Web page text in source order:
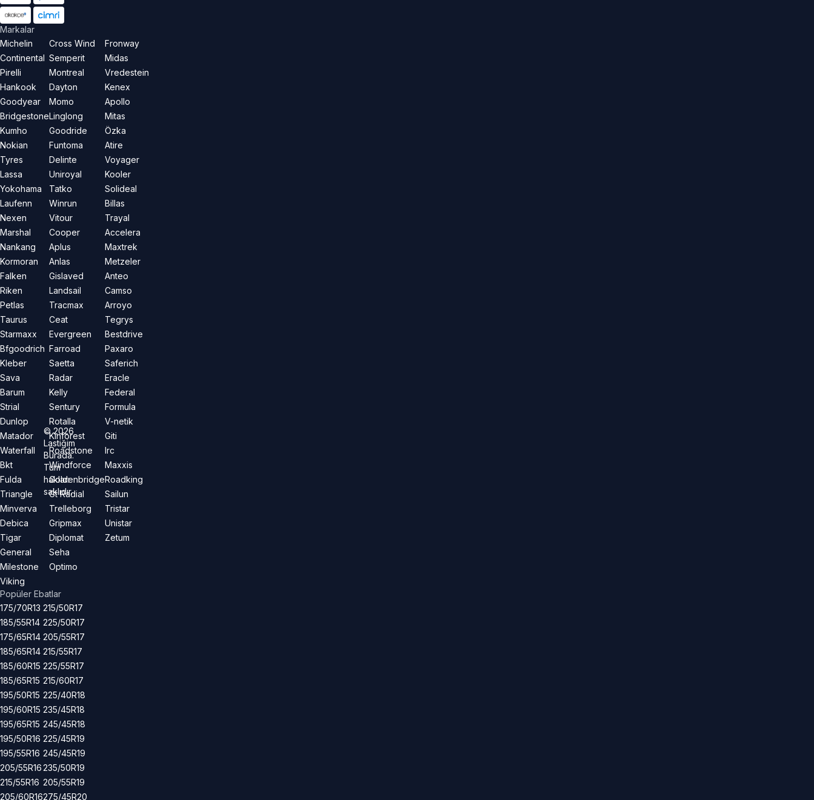
Markalar
Michelin
Continental
Pirelli
Hankook
Goodyear
Bridgestone
Kumho
Nokian
Tyres
Lassa
Yokohama
Laufenn
Nexen
Marshal
Nankang
Kormoran
Falken
Riken
Petlas
Taurus
Starmaxx
Bfgoodrich
Kleber
Sava
Barum
Strial
Dunlop
Matador
Waterfall
Bkt
Fulda
Triangle
Minverva
Debica
Tigar
General
Milestone
Viking
Cross Wind
Semperit
Montreal
Dayton
Momo
Linglong
Goodride
Funtoma
Delinte
Uniroyal
Tatko
Winrun
Vitour
Cooper
Aplus
Anlas
Gislaved
Landsail
Tracmax
Ceat
Evergreen
Farroad
Saetta
Radar
Kelly
Sentury
Rotalla
Kinforest
Roadstone
Windforce
Goldenbridge
Gt Radial
Trelleborg
Gripmax
Diplomat
Seha
Optimo
Fronway
Midas
Vredestein
Kenex
Apollo
Mitas
Özka
Atire
Voyager
Kooler
Solideal
Billas
Trayal
Accelera
Maxtrek
Metzeler
Anteo
Camso
Arroyo
Tegrys
Bestdrive
Paxaro
Saferich
Eracle
Federal
Formula
V-netik
Giti
Irc
Maxxis
Roadking
Sailun
Tristar
Unistar
Zetum
Popüler Ebatlar
175/70R13
185/55R14
175/65R14
185/65R14
185/60R15
185/65R15
195/50R15
195/60R15
195/65R15
195/50R16
195/55R16
205/55R16
215/55R16
205/60R16
215/50R17
225/50R17
205/55R17
215/55R17
225/55R17
215/60R17
225/40R18
235/45R18
245/45R18
225/45R19
245/45R19
235/50R19
205/55R19
275/45R20
©2026
Lastiğim
Burada.
Tüm
hakları
saklıdır.